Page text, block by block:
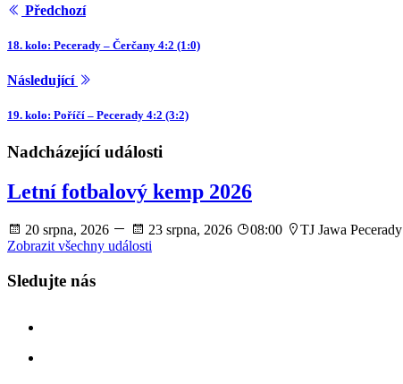
Předchozí
18. kolo: Pecerady – Čerčany 4:2 (1:0)
Následující
19. kolo: Poříčí – Pecerady 4:2 (3:2)
Nadcházející události
Letní fotbalový kemp 2026
20 srpna, 2026 23 srpna, 2026 08:00 TJ Jawa Pecerady
Zobrazit všechny události
Sledujte nás